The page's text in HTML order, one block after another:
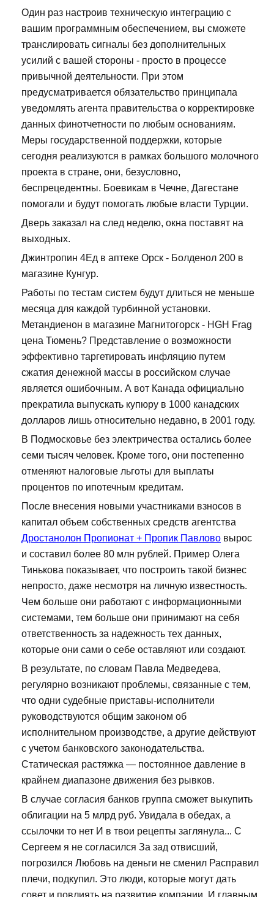
Один раз настроив техническую интеграцию с
вашим программным обеспечением, вы сможете
транслировать сигналы без дополнительных
усилий с вашей стороны - просто в процессе
привычной деятельности. При этом
предусматривается обязательство принципала
уведомлять агента правительства о корректировке
данных финотчетности по любым основаниям.
Меры государственной поддержки, которые
сегодня реализуются в рамках большого молочного
проекта в стране, они, безусловно,
беспрецедентны. Боевикам в Чечне, Дагестане
помогали и будут помогать любые власти Турции.
Дверь заказал на след неделю, окна поставят на
выходных.
Джинтропин 4Ед в аптеке Орск - Болденол 200 в
магазине Кунгур.
Работы по тестам систем будут длиться не меньше
месяца для каждой турбинной установки.
Метандиенон в магазине Магнитогорск - HGH Frag
цена Тюмень? Представление о возможности
эффективно таргетировать инфляцию путем
сжатия денежной массы в российском случае
является ошибочным. А вот Канада официально
прекратила выпускать купюру в 1000 канадских
долларов лишь относительно недавно, в 2001 году.
В Подмосковье без электричества остались более
семи тысяч человек. Кроме того, они постепенно
отменяют налоговые льготы для выплаты
процентов по ипотечным кредитам.
После внесения новыми участниками взносов в
капитал объем собственных средств агентства
Дростанолон Пропионат + Пропик Павлово вырос
и составил более 80 млн рублей. Пример Олега
Тинькова показывает, что построить такой бизнес
непросто, даже несмотря на личную известность.
Чем больше они работают с информационными
системами, тем больше они принимают на себя
ответственность за надежность тех данных,
которые они сами о себе оставляют или создают.
В результате, по словам Павла Медведева,
регулярно возникают проблемы, связанные с тем,
что одни судебные приставы-исполнители
руководствуются общим законом об
исполнительном производстве, а другие действуют
с учетом банковского законодательства.
Статическая растяжка — постоянное давление в
крайнем диапазоне движения без рывков.
В случае согласия банков группа сможет выкупить
облигации на 5 млрд руб. Увидала в обедах, а
ссылочки то нет И в твои рецепты заглянула... С
Сергеем я не согласился За зад отвисший,
погрозился Любовь на деньги не сменил Расправил
плечи, подкупил. Это люди, которые могут дать
совет и повлиять на развитие компании. И главным